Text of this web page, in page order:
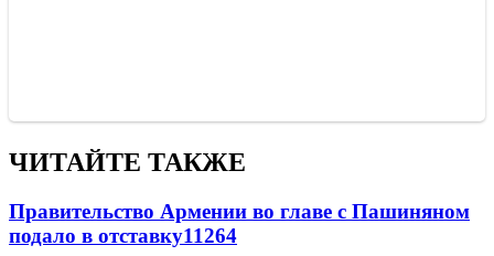
ЧИТАЙТЕ ТАКЖЕ
Правительство Армении во главе с Пашиняном
подало в отставку11264